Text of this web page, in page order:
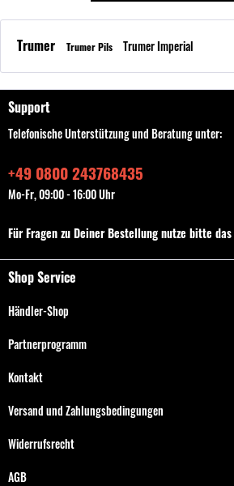
Trumer Trumer Pils Trumer Imperial
Support
Telefonische Unterstützung und Beratung unter:
+49 0800 243768435
Mo-Fr, 09:00 - 16:00 Uhr
Für Fragen zu Deiner Bestellung nutze bitte das
Shop Service
Händler-Shop
Partnerprogramm
Kontakt
Versand und Zahlungsbedingungen
Widerrufsrecht
AGB